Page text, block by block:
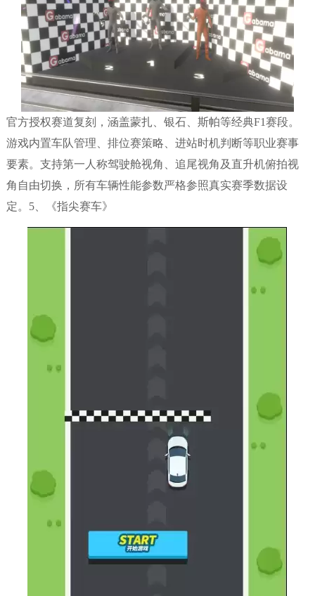
官方授权赛道复刻，涵盖蒙扎、银石、斯帕等经典F1赛段。
游戏内置车队管理、排位赛策略、进站时机判断等职业赛事
要素。支持第一人称驾驶舱视角、追尾视角及直升机俯拍视
角自由切换，所有车辆性能参数严格参照真实赛季数据设
定。5、《指尖赛车》